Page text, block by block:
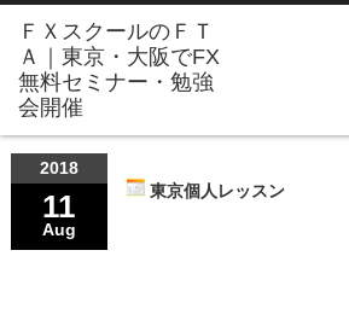
2018
11
Aug
東京個人レッスン